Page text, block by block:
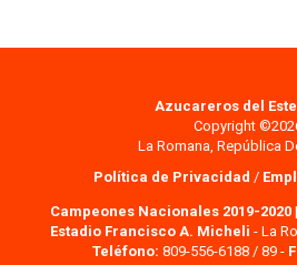
Azucareros del
Copyright
La Romana, República
Política de Privacidad /
Campeones Nacionales 2019-2020|
Estadio Francisco A. Micheli - La
Teléfono: 809-556-6188 / 89 -